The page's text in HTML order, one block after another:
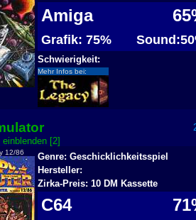
Amiga
Grafik: 75%
Schwierigkeit:
Mehr Infos bei:
[2]
12/86
Genre: Geschicklichkeitsspiel
Hersteller:
Zirka-Preis: 10 DM Kassette
C64